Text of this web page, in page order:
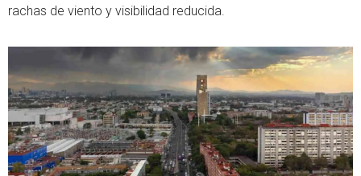
rachas de viento y visibilidad reducida.